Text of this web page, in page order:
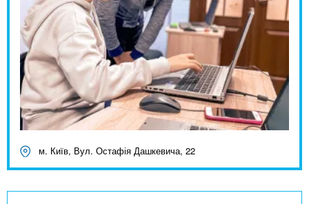
м. Київ, Вул. Остафія Дашкевича, 22